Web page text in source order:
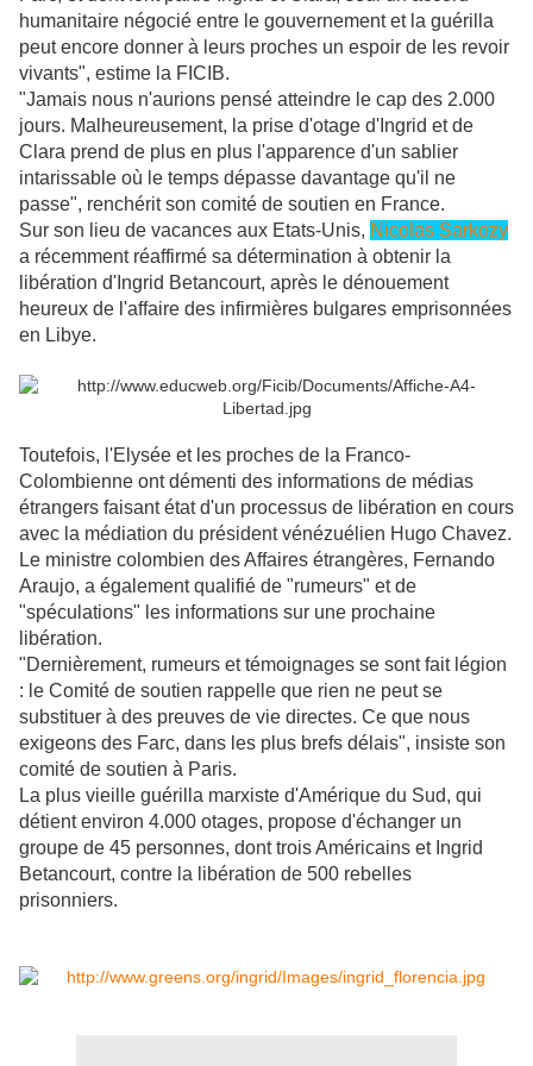
humanitaire négocié entre le gouvernement et la guérilla
peut encore donner à leurs proches un espoir de les revoir
vivants", estime la FICIB.
"Jamais nous n'aurions pensé atteindre le cap des 2.000
jours. Malheureusement, la prise d'otage d'Ingrid et de
Clara prend de plus en plus l'apparence d'un sablier
intarissable où le temps dépasse davantage qu'il ne
passe", renchérit son comité de soutien en France.
Sur son lieu de vacances aux Etats-Unis, Nicolas Sarkozy
a récemment réaffirmé sa détermination à obtenir la
libération d'Ingrid Betancourt, après le dénouement
heureux de l'affaire des infirmières bulgares emprisonnées
en Libye.
Toutefois, l'Elysée et les proches de la Franco-
Colombienne ont démenti des informations de médias
étrangers faisant état d'un processus de libération en cours
avec la médiation du président vénézuélien Hugo Chavez.
Le ministre colombien des Affaires étrangères, Fernando
Araujo, a également qualifié de "rumeurs" et de
"spéculations" les informations sur une prochaine
libération.
"Dernièrement, rumeurs et témoignages se sont fait légion
: le Comité de soutien rappelle que rien ne peut se
substituer à des preuves de vie directes. Ce que nous
exigeons des Farc, dans les plus brefs délais", insiste son
comité de soutien à Paris.
La plus vieille guérilla marxiste d'Amérique du Sud, qui
détient environ 4.000 otages, propose d'échanger un
groupe de 45 personnes, dont trois Américains et Ingrid
Betancourt, contre la libération de 500 rebelles
prisonniers.